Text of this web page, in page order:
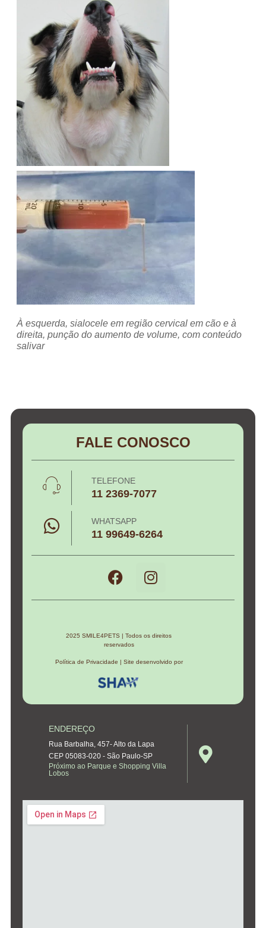
À esquerda, sialocele em região cervical em cão e à
direita, punção do aumento de volume, com conteúdo
salivar
FALE CONOSCO
TELEFONE
11 2369-7077
WHATSAPP
11 99649-6264
2025 SMILE4PETS | Todos os direitos
reservados
Política de Privacidade | Site desenvolvido por
ENDEREÇO
Rua Barbalha, 457- Alto da Lapa
CEP 05083-020 - São Paulo-SP
Próximo ao Parque e Shopping Villa
Lobos